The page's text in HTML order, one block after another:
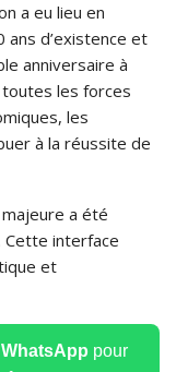
a eu lieu en
d’existence et
anniversaire à
les forces
les
à la réussite de
a été
Cette interface
et
pour